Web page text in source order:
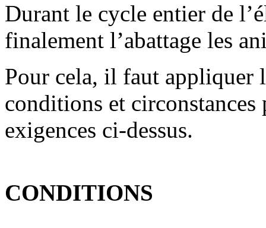
Durant le cycle entier de
finalement l’abattage les
Pour cela, il faut appliquer
conditions et
exigences ci-dessus.
CONDITIONS